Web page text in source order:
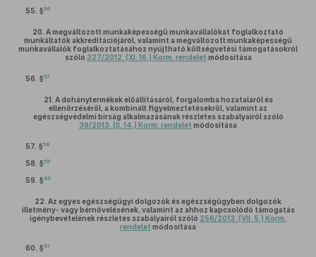
55. §56
20. A megváltozott munkaképességű munkavállalókat foglalkoztató
munkáltatók akkreditációjáról, valamint a megváltozott munkaképességű
munkavállalók foglalkoztatásához nyújtható költségvetési támogatásokról
szóló 327/2012. (XI. 16.) Korm. rendelet módosítása
56. §57
21. A dohánytermékek előállításáról, forgalomba hozataláról és
ellenőrzéséről, a kombinált figyelmeztetésekről, valamint az
egészségvédelmi bírság alkalmazásának részletes szabályairól szóló
39/2013. (II. 14.) Korm. rendelet módosítása
57. §58
58. §59
59. § 60
22. Az egyes egészségügyi dolgozók és egészségügyben dolgozók
illetmény- vagy bérnövelésének, valamint az ahhoz kapcsolódó támogatás
igénybevételének részletes szabályairól szóló 256/2013. (VII. 5.) Korm.
rendelet módosítása
60. § 61